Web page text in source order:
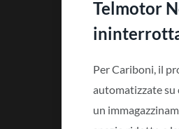
Telmotor
Per Cariboni, il
automatizzate
un